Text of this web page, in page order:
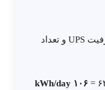
محاسبات دقیق زیر مبنای انتخاب ظرفیت UPS و تعداد
۱۰۶ kWh/day